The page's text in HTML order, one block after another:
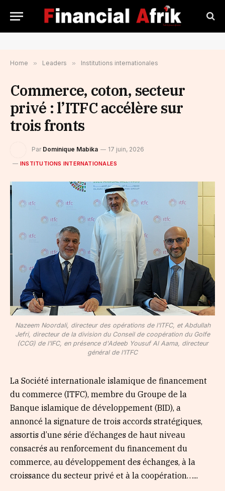
Home » Leaders » Institutions internationales
Commerce, coton, secteur
privé : l’ITFC accélère sur
trois fronts
Par Dominique Mabika 17 juin, 2026
INSTITUTIONS INTERNATIONALES
Nazeem Noordali, directeur des opérations de l’ITFC, et Abdullah
Jefri, directeur de la division du Conseil de coopération du Golfe
(CCG) de l’IFC, en présence d'Adeeb Yousuf Al Aama, directeur
général de l’ITFC
La Société internationale islamique de financement
du commerce (ITFC), membre du Groupe de la
Banque islamique de développement (BID), a
annoncé la signature de trois accords stratégiques,
assortis d’une série d’échanges de haut niveau
consacrés au renforcement du financement du
commerce, au développement des échanges, à la
croissance du secteur privé et à la coopération…...